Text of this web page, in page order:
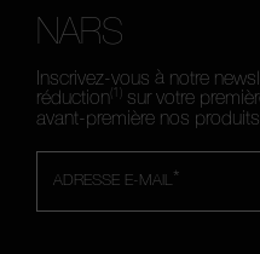
NARS
Inscrivez-vous à notre
réduction (1) sur votre
avant-première nos
*
ADRESSE E-MAIL